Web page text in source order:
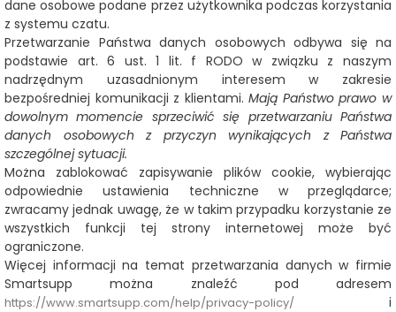
dane osobowe podane przez użytkownika podczas korzystania
z systemu czatu.
Przetwarzanie Państwa danych osobowych odbywa się na
podstawie art. 6 ust. 1 lit. f RODO w związku z naszym
nadrzędnym uzasadnionym interesem w zakresie
bezpośredniej komunikacji z klientami.Mają Państwo prawo w
dowolnym momencie sprzeciwić się przetwarzaniu Państwa
danych osobowych z przyczyn wynikających z Państwa
szczególnej sytuacji.
Można zablokować zapisywanie plików cookie, wybierając
odpowiednie ustawienia techniczne w przeglądarce;
zwracamy jednak uwagę, że w takim przypadku korzystanie ze
wszystkich funkcji tej strony internetowej może być
ograniczone.
Więcej informacji na temat przetwarzania danych w firmie
Smartsupp można znaleźć pod adresem
https://www.smartsupp.com/help/privacy-policy/ i